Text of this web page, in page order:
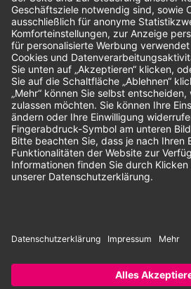
Unsere Zahlungsarten:
Rechnung SEPA-Lastschrift